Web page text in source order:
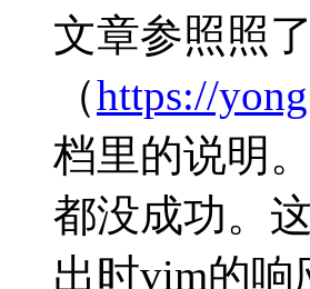
文章参照照
（https://
档里的说明
都没成功。
出时vim的